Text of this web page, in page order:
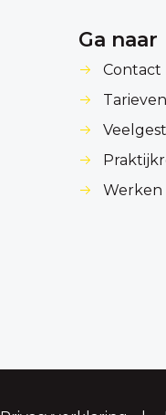
Ga naar
Contact
Werken